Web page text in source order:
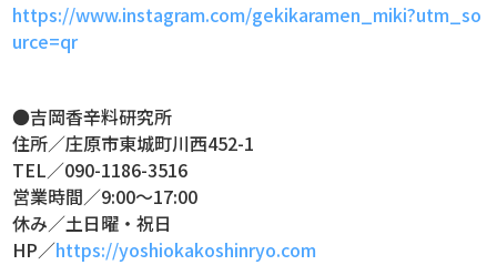
https://www.instagram.com/gekikaramen_miki?utm_so
urce=qr
●吉岡香辛料研究所
住所／庄原市東城町川西452-1
TEL／090-1186-3516
営業時間／9:00～17:00
休み／土日曜・祝日
HP／https://yoshiokakoshinryo.com